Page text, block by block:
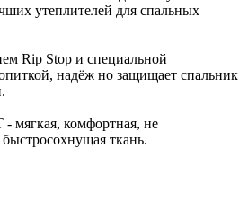
утеплителей для спальных
Rip Stop и специальной
надёж но защищает спальник
мягкая, комфортная, не
ткань.